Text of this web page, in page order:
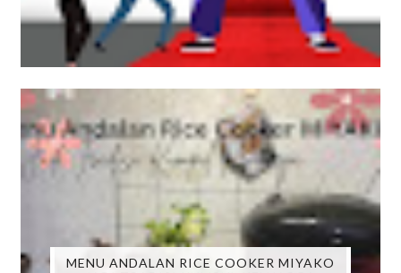
MENU ANDALAN RICE COOKER MIYAKO